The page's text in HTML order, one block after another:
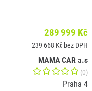
289 999 Kč
239 668 Kč bez DPH
MAMA CAR a.s
(0)
Praha 4